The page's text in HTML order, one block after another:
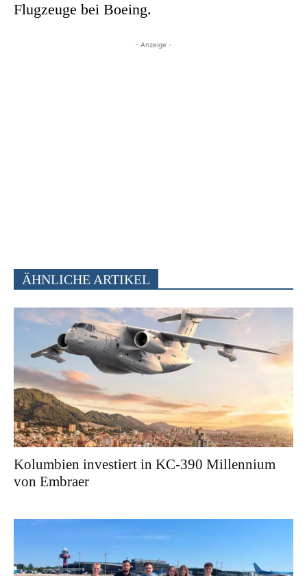
Flugzeuge bei Boeing.
- Anzeige -
ÄHNLICHE ARTIKEL
Kolumbien investiert in KC-390 Millennium
von Embraer